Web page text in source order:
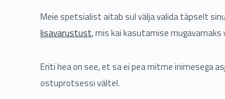
Meie spetsialist aitab sul välja valida täpselt
lisavarustust, mis kai kasutamise
Eriti hea on see, et sa ei pea mitme inimesega
ostuprotsessi vältel.